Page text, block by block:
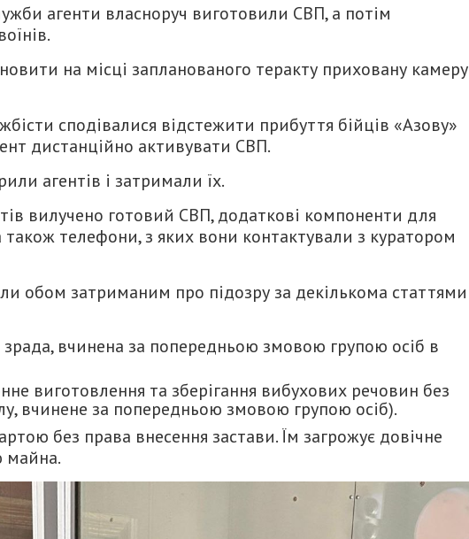
агенти власноруч виготовили СВП, а потім
на місці запланованого теракту приховану камеру
сподівалися відстежити прибуття бійців «Азову»
дистанційно активувати СВП.
агентів і затримали їх.
вилучено готовий СВП, додаткові компоненти для
також телефони, з яких вони контактували з куратором
обом затриманим про підозру за декількома статтями
зрада, вчинена за попередньою змовою групою осіб в
виготовлення та зберігання вибухових речовин без
вчинене за попередньою змовою групою осіб).
без права внесення застави. Їм загрожує довічне
майна.